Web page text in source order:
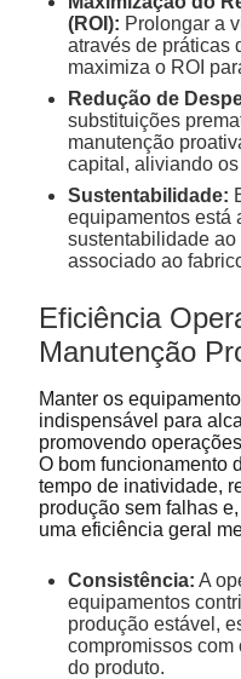
(ROI): Prolongar a
através de práticas
maximiza o ROI
Redução de
substituições
manutenção
capital, aliviando
Sustentabilidade:
equipamentos está
sustentabilidade ao
associado ao
Eficiência
Manutenção
Manter os
indispensável para
promovendo
O bom funcionamento
tempo de inatividade,
produção sem falhas
uma eficiência geral
Consistência: A
equipamentos
produção estável,
compromissos
do produto.